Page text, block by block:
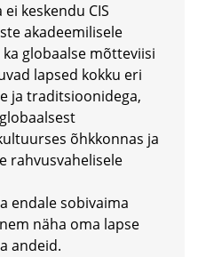
keskendu CIS
akadeemilisele
globaalse mõtteviisi
lapsed kokku eri
ja traditsioonidega,
õhkkonnas ja
rahvusvahelisele
endale sobivaima
näha oma lapse
andeid.